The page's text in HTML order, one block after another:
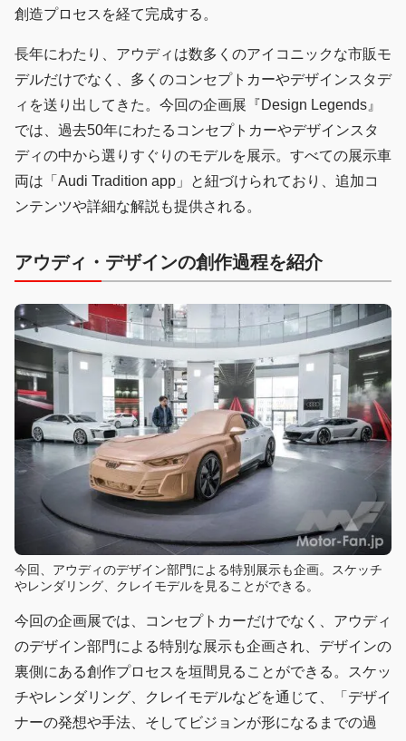
創造プロセスを経て完成する。
長年にわたり、アウディは数多くのアイコニックな市販モ
デルだけでなく、多くのコンセプトカーやデザインスタデ
ィを送り出してきた。今回の企画展『Design Legends』
では、過去50年にわたるコンセプトカーやデザインスタ
ディの中から選りすぐりのモデルを展示。すべての展示車
両は「Audi Tradition app」と紐づけられており、追加コ
ンテンツや詳細な解説も提供される。
アウディ・デザインの創作過程を紹介
今回、アウディのデザイン部門による特別展示も企画。スケッチ
やレンダリング、クレイモデルを見ることができる。
今回の企画展では、コンセプトカーだけでなく、アウディ
のデザイン部門による特別な展示も企画され、デザインの
裏側にある創作プロセスを垣間見ることができる。スケッ
チやレンダリング、クレイモデルなどを通じて、「デザイ
ナーの発想や手法、そしてビジョンが形になるまでの過